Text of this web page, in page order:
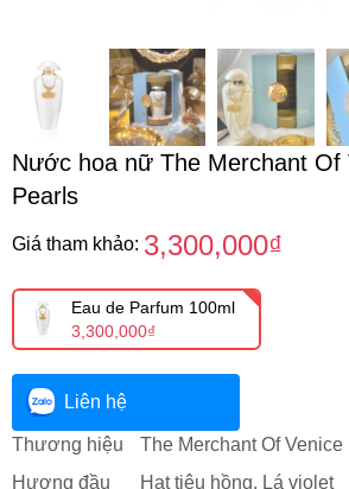
Nước hoa nữ The Merchant Of
Pearls
Giá tham khảo: 3,300,000₫
Eau de Parfum 100ml
3,300,000₫
Liên hệ
Thương hiệu
The Merchant Of Venice
Hương đầu
Hạt tiêu hồng, Lá violet